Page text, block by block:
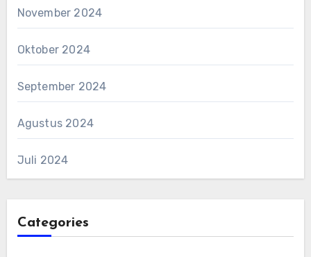
November 2024
Oktober 2024
September 2024
Agustus 2024
Juli 2024
Categories